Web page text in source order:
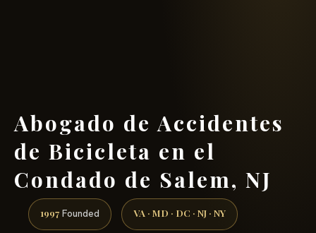
Abogado de Accidentes
de Bicicleta en el
Condado de Salem, NJ
1997 Founded VA · MD · DC · NJ · NY